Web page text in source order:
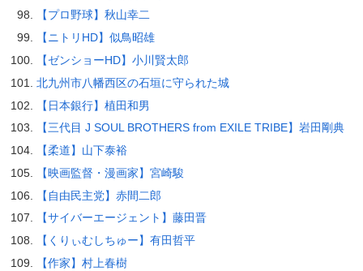
【プロ野球】秋山幸二
【ニトリHD】似鳥昭雄
【ゼンショーHD】小川賢太郎
北九州市八幡西区の石垣に守られた城
【日本銀行】植田和男
【三代目 J SOUL BROTHERS from EXILE TRIBE】岩田剛典
【柔道】山下泰裕
【映画監督・漫画家】宮崎駿
【自由民主党】赤間二郎
【サイバーエージェント】藤田晋
【くりぃむしちゅー】有田哲平
【作家】村上春樹